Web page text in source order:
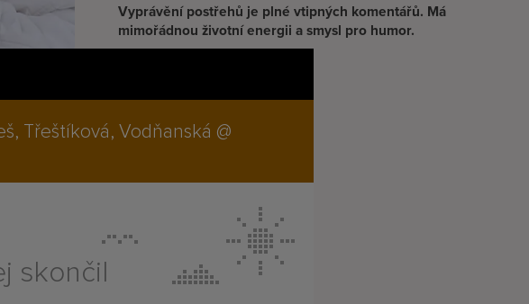
Vyprávění postřehů je plné vtipných komentářů. Má
mimořádnou životní energii a smysl pro humor.